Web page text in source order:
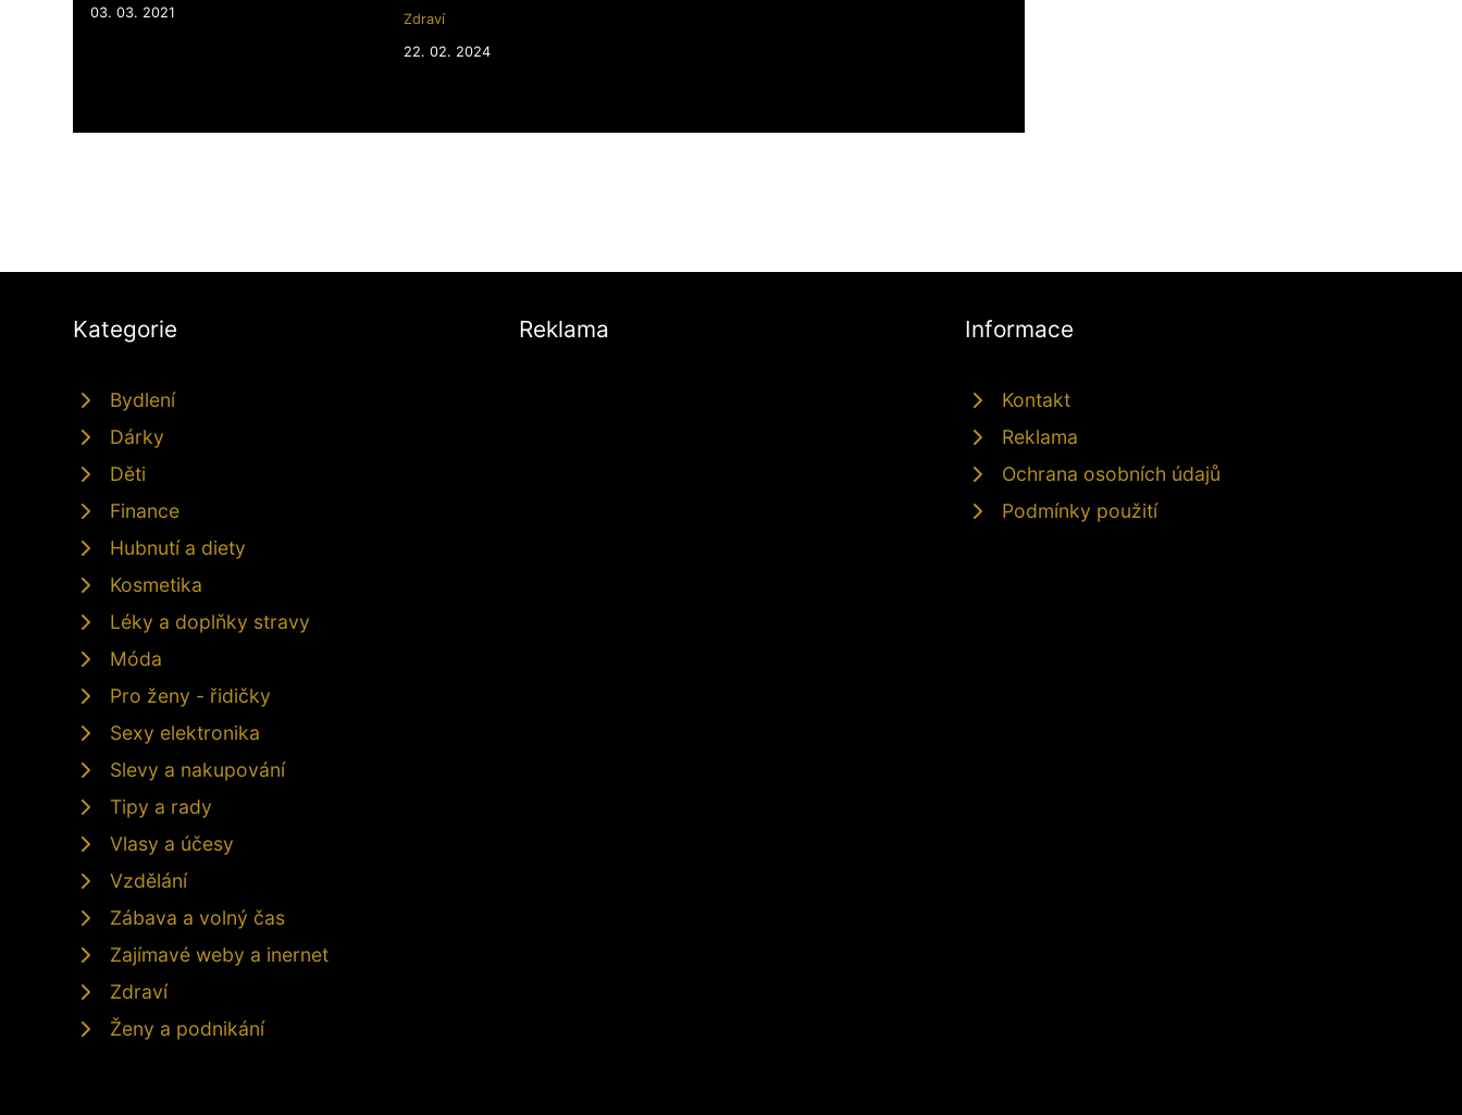
03. 03. 2021
Zdraví
22. 02. 2024
Kategorie
Bydlení
Dárky
Děti
Finance
Hubnutí a diety
Kosmetika
Léky a doplňky stravy
Móda
Pro ženy - řidičky
Sexy elektronika
Slevy a nakupování
Tipy a rady
Vlasy a účesy
Vzdělání
Zábava a volný čas
Zajímavé weby a inernet
Zdraví
Ženy a podnikání
Reklama Informace
Kontakt
Reklama
Ochrana osobních údajů
Podmínky použití